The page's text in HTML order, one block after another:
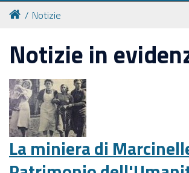
Per chi vive all'estero
Newsletter
Notizie
Notizie in
La miniera di